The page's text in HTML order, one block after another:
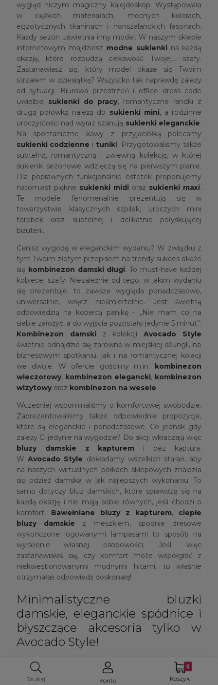
Szukaj Konto Koszyk
wygląd niczym magiczny kalejdoskop. Występowała
w ciężkich materiałach, mocnych kolorach,
egzotycznych tkaninach i nonszalanckich fasonach.
Każdy sezon uświetnia inny model. W naszym sklepie
internetowym znajdziesz modne sukienki na każdą
okazję, które rozbudzą ciekawość Twojej… szafy.
Zastanawiasz się, który model okaże się Twoim
strzałem w dziesiątkę? Wszystko tak naprawdę zależy
od sytuacji. Biurowa przestrzeń i office dress code
uwielbia sukienki do pracy, romantyczne randki z
drugą połówką należą do sukienki mini, a rodzinne
uroczystości nad wyraz szanują sukienki eleganckie.
Na spontaniczne kawy z przyjaciółką polecamy
sukienki codzienne i tuniki. Przygotowaliśmy także
subtelną, romantyczną i zwiewną kolekcję, w której
sukienki sezonowe wdzięczą się na pierwszym planie.
Dla poprawnych funkcjonalnie estetek proponujemy
natomiast piękne sukienki midi oraz sukienki maxi.
Te modele fenomenalnie prezentują się w
towarzystwie klasycznych szpilek, uroczych mini
torebek oraz subtelnej i delikatnie połyskującej
biżuterii.
Cenisz wygodę w eleganckim wydaniu? W związku z
tym Twoim złotym przepisem na trendy sukces okaże
się kombinezon damski długi. To must-have każdej
kobiecej szafy. Niezależnie od tego, w jakim wydaniu
się prezentuje, to zawsze wygląda ponadczasowo,
uniwersalnie, wręcz nieśmiertelnie. Jest świetną
odpowiedzią na kobiecą panikę - „Nie mam co na
siebie założyć, a do wyjścia pozostało jedynie 5 minut”.
Kombinezon damski
z kolekcjiAvocado Style
świetnie odnajdzie się zarówno w miejskiej dżungli, na
biznesowym spotkaniu, jak i na romantycznej kolacji
we dwoje. W ofercie gościmy m.in. kombinezon
wieczorowy, kombinezon elegancki, kombinezon
wizytowyoraz kombinezon na wesele.
Wcześniej wspominaliśmy o komfortowej swobodzie.
Zaprezentowaliśmy także odpowiednie propozycje,
które są eleganckie i ponadczasowe. Co jednak gdy
zależy Ci jedynie na wygodzie? Do akcji wkraczają więc
bluzy damskie z kapturem i bez kaptura.
W Avocado Style dokładamy wszelkich starań, aby
na naszych wirtualnych półkach sklepowych znalazła
się odzież damska w jak najlepszych wykonaniu. To
samo dotyczy bluz damskich, które sprawdzą się na
każdą okazję i nie mają sobie równych, jeśli chodzi o
komfort. Bawełniane bluzy z kapturem, ciepłe
bluzy damskie z meszkiem, spodnie dresowe
wykończone logowanymi lampasami to sposób na
wyrażenie własnej osobowości. Jeśli więc
zastanawiałaś się, czy komfort może współgrać z
niekwestionowanymi modnymi hitami, to właśnie
otrzymałaś odpowiedź doskonałą!
Minimalistyczne bluzki
damskie, eleganckie spódnice i
błyszczące akcesoria tylko w
Avocado Style!
To duet doskonały, unikalny i ponadczasowy. Wygląda
ze sobą niesamowicie, elegancko i szykownie. Bluzka